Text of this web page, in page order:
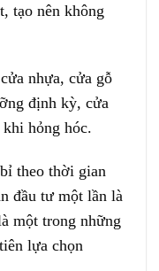
tạo nên không
nhựa, cửa gỗ
định kỳ, cửa
hỏng hóc.
theo thời gian
đầu tư một lần là
một trong những
lựa chọn